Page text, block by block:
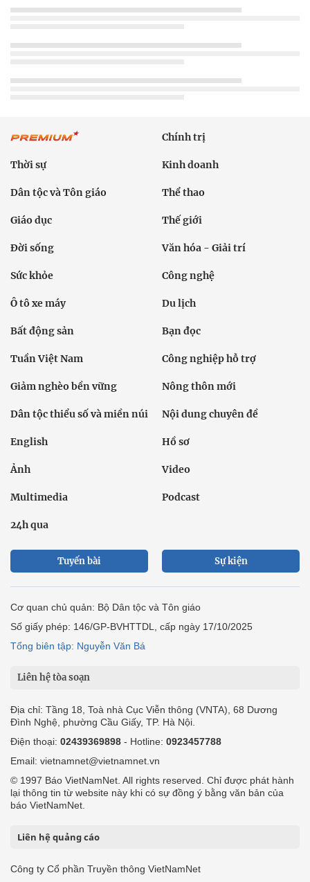
Chính trị
Thời sự Kinh doanh
Dân tộc và Tôn giáo Thể thao
Giáo dục Thế giới
Đời sống Văn hóa - Giải trí
Sức khỏe Công nghệ
Ô tô xe máy Du lịch
Bất động sản Bạn đọc
Tuần Việt Nam Công nghiệp hỗ trợ
Giảm nghèo bền vững Nông thôn mới
Dân tộc thiểu số và miền núi Nội dung chuyên đề
English Hồ sơ
Ảnh Video
Multimedia Podcast
24h qua
Tuyến bài Sự kiện
Cơ quan chủ quản: Bộ Dân tộc và Tôn giáo
Số giấy phép: 146/GP-BVHTTDL, cấp ngày 17/10/2025
Tổng biên tập: Nguyễn Văn Bá
Liên hệ tòa soạn
Địa chỉ: Tầng 18, Toà nhà Cục Viễn thông (VNTA), 68 Dương
Đình Nghệ, phường Cầu Giấy, TP. Hà Nội.
Điện thoại: 02439369898 - Hotline: 0923457788
Email: vietnamnet@vietnamnet.vn
© 1997 Báo VietNamNet. All rights reserved. Chỉ được phát hành
lại thông tin từ website này khi có sự đồng ý bằng văn bản của
báo VietNamNet.
Liên hệ quảng cáo
Công ty Cổ phần Truyền thông VietNamNet